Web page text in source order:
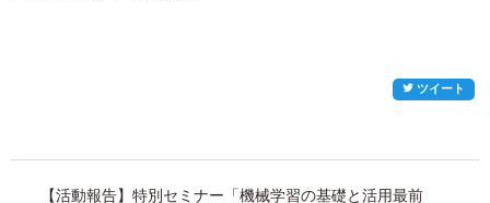
ツイート
【活動報告】特別セミナー「機械学習の基礎と活用最前